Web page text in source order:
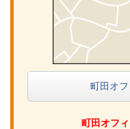
町田オ
町田オフ